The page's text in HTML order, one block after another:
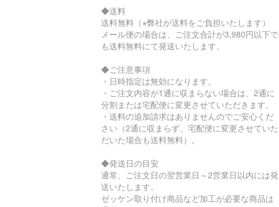
◆送料
送料無料（※弊社が送料をご負担いたします）
メール便の場合は、ご注文合計が3,980円以下で
も送料無料にて発送いたします。
◆ご注意事項
・日時指定は無効になります。
・ご注文内容が1通に収まらない場合は、2通に
分割または宅配便に変更させていただきます。
・送料の追加請求はありませんのでご安心くだ
さい（2通に収まらず、宅配便に変更させていた
だいた場合も送料無料）。
◆発送日の目安
通常、ご注文日の翌営業日～2営業日以内には発
送いたします。
ゼッケン取り付け商品など加工が必要な商品は